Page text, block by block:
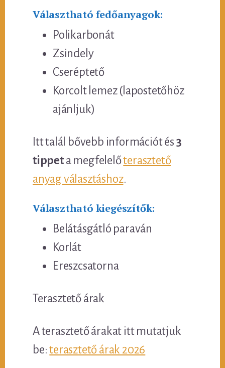
Választható fedőanyagok:
Polikarbonát
Zsindely
Cseréptető
Korcolt lemez (lapostetőhöz
ajánljuk)
Itt talál bővebb információt és 3
tippeta megfelelőterasztető
anyag választáshoz.
Választható kiegészítők:
Belátásgátló paraván
Korlát
Ereszcsatorna
Terasztető árak
A terasztető árakat itt mutatjuk
be:terasztető árak 2026